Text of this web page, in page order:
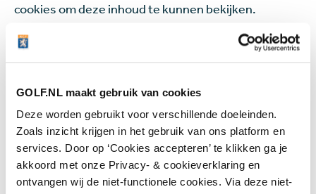
GOLF.NL maakt gebruik van cookies
Deze worden gebruikt voor verschillende doeleinden.
Zoals inzicht krijgen in het gebruik van ons platform en
services. Door op ‘Cookies accepteren’ te klikken ga je
akkoord met onze Privacy- & cookieverklaring en
ontvangen wij de niet-functionele cookies. Via deze niet-
cookies om deze inhoud te kunnen bekijken.
Beter golfen
Deze pakkende tip van topcoach
Butch Harmon verbaasde Tommy
Fleetwood en Justin Rose: 'Sluit de
deur'